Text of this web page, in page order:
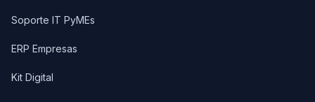
Soporte IT PyMEs
ERP Empresas
Kit Digital